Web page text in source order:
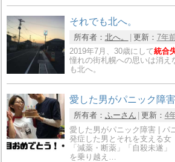
それでも北へ。
所有者： 北へ。 更新： 7年
2019年7月、30歳にして統合
憧れの街札幌への思いは消え
も北へ。
愛した男がパニック障害
所有者： ふーさん 更新： 4
愛した男がパニック障害 | パ
発症した男とそれを支える女
「減薬・断薬」「自殺未遂
を乗り越え…